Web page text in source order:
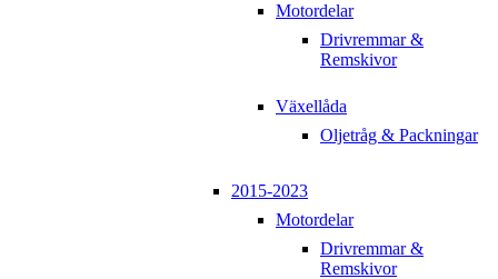
Motordelar
Drivremmar &
Remskivor
Växellåda
Oljetråg & Packningar
2015-2023
Motordelar
Drivremmar &
Remskivor